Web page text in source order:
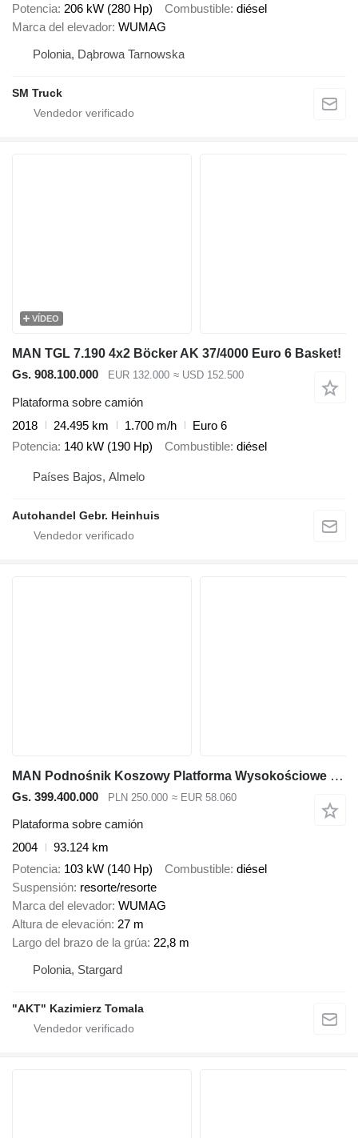
Potencia 206 kW (280 Hp) Combustible diésel
Marca del elevador WUMAG
Polonia, Dąbrowa Tarnowska
SM Truck
VÍDEO
MAN TGL 7.190 4x2 Böcker AK 37/4000 Euro 6 Basket!
Gs. 908.100.000
EUR 132.000 ≈ USD 152.500
Plataforma sobre camión
2018
24.495 km 1.700 m/h
Euro 6
Potencia 140 kW (190 Hp) Combustible diésel
Países Bajos, Almelo
Autohandel Gebr. Heinhuis
MAN Podnośnik Koszowy Platforma Wysokościowe L2000
Gs. 399.400.000 PLN 250.000 ≈ EUR 58.060
Plataforma sobre camión
2004
93.124 km
Potencia 103 kW (140 Hp) Combustible diésel
Suspensión resorte/resorte
Marca del elevador WUMAG
Altura de elevación 27 m
Largo del brazo de la grúa 22,8 m
Polonia, Stargard
"AKT" Kazimierz Tomala